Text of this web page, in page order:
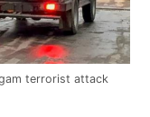
terrorist attack